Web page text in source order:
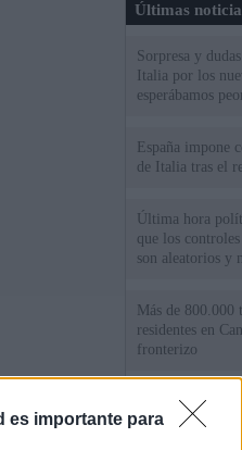
es importante para
Últimas
Sorpresa y
Italia por los
esperábamos
España impone
de Italia tras el
Última hora
que los
son aleatorios y
Más de 800.000
residentes en
fronterizo
Qué hay detrás
España por la